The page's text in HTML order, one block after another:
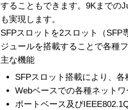
することもできます。9Kまでの
も実現します。
SFPスロットを2スロット（SFP
ジュールを搭載することで各種
主な機能
SFPスロット搭載により、
Webベースでの各種ネット
ポートベース及び